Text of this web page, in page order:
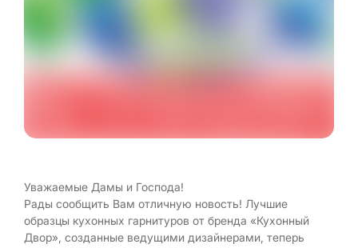
Уважаемые Дамы и Господа!
Рады сообщить Вам отличную новость! Лучшие
образцы кухонных гарнитуров от бренда «Кухонный
Двор», созданные ведущими дизайнерами, теперь